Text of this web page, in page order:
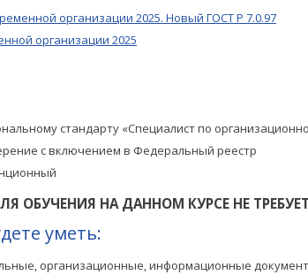
организации 2025. Новый ГОСТ Р 7.0.97
организации 2025
стандарту «Специалист по
с включением в Федеральный реестр
ОБУЧЕНИЯ НА ДАННОМ КУРСЕ НЕ
уметь:
организационные, информационные